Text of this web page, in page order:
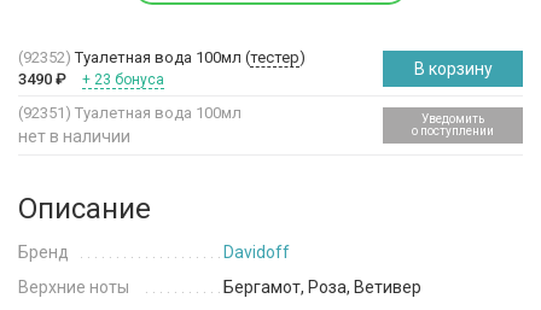
(92352) Туалетная вода 100мл (тестер)
3490 ₽ + 23 бонуса
В корзину
(92351) Туалетная вода 100мл
нет в наличии
Уведомить
о поступлении
Описание
Бренд
Davidoff
Верхние ноты
Бергамот, Роза, Ветивер